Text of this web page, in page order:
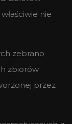
nie
zebrano
zbiorów
przez